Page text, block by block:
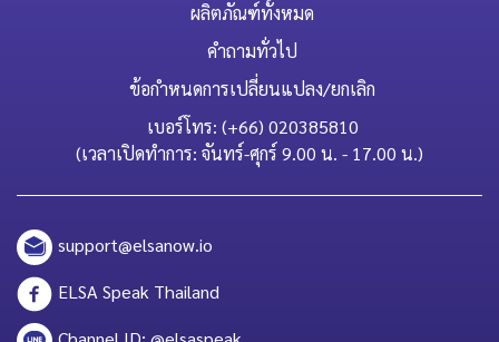
ผลิตภัณฑ์ทั้งหมด
คำถามทั่วไป
ข้อกำหนดการเปลี่ยนแปลง/ยกเลิก
เบอร์โทร: (+66) 020385810
(เวลาเปิดทำการ: จันทร์-ศุกร์ 9.00 น. - 17.00 น.)
support@elsanow.io
ELSA Speak Thailand